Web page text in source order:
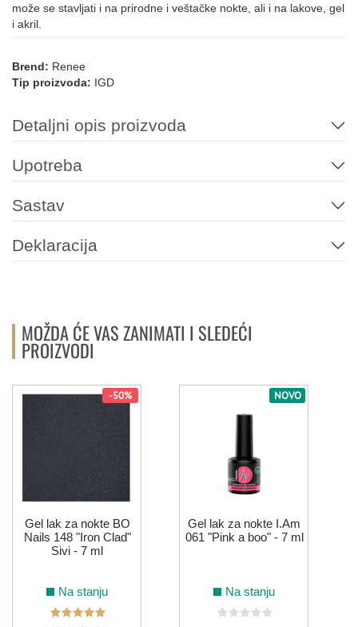
može se stavljati i na prirodne i veštačke nokte, ali i na lakove, gel
i akril.
Brend: Renee
Tip proizvoda: IGD
Detaljni opis proizvoda
Upotreba
Sastav
Deklaracija
MOŽDA ĆE VAS ZANIMATI I SLEDEĆI
PROIZVODI
-50%
Gel lak za nokte BO
Nails 148 "Iron Clad"
Sivi - 7 ml
Na stanju
NOVO
Gel lak za nokte I.Am
061 "Pink a boo" - 7 ml
Na stanju